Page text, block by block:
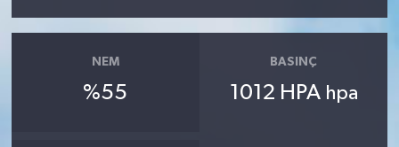
NEM
%55
BASINÇ
1012 HPA hpa